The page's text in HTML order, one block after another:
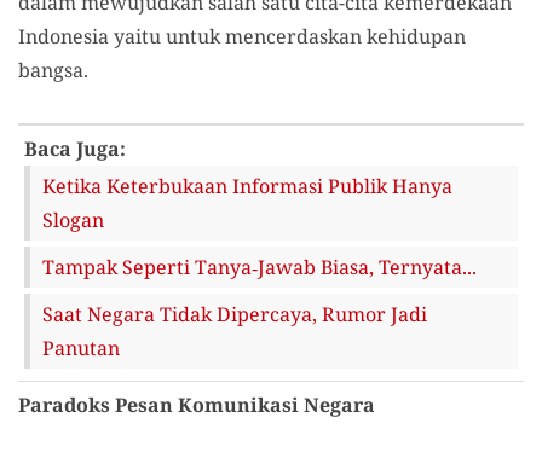
Indonesia yaitu untuk mencerdaskan kehidupan
bangsa.
Baca Juga:
Ketika Keterbukaan Informasi Publik Hanya
Slogan
Tampak Seperti Tanya‑Jawab Biasa, Ternyata...
Saat Negara Tidak Dipercaya, Rumor Jadi
Panutan
Paradoks Pesan Komunikasi Negara